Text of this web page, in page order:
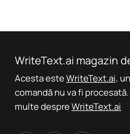
WriteText.ai magazin
Acesta esteWriteText.ai,
comandă nu va fi procesată.
multe despreWriteText.ai